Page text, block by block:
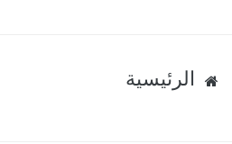
الرئيسية